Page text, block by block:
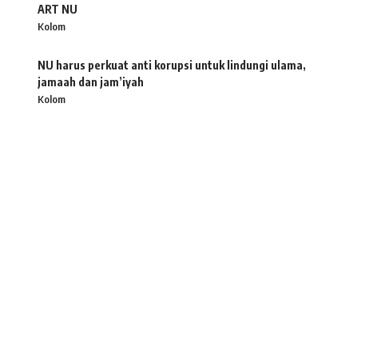
ART NU
Kolom
NU harus perkuat anti korupsi untuk lindungi ulama,
jamaah dan jam’iyah
Kolom